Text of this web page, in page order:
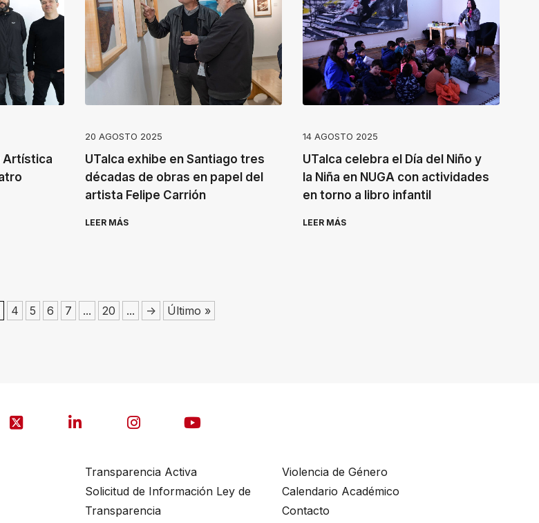
Artística
20 AGOSTO 2025
UTalca exhibe en Santiago tres
décadas de obras en papel del
artista Felipe Carrión
LEER MÁS
14 AGOSTO 2025
UTalca celebra el Día del Niño y
la Niña en NUGA con actividades
en torno a libro infantil
LEER MÁS
4 5 6 7 ... 20 ... -> Último »
Transparencia Activa
Solicitud de Información Ley de
Transparencia
Violencia de Género
Calendario Académico
Contacto